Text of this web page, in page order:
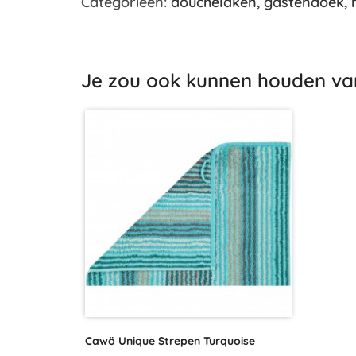
Je zou ook kunnen houden
Cawö Unique Strepen Turquoise